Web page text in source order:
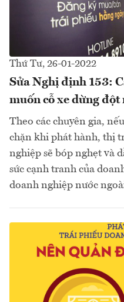
Thứ Tư, 26-01-2022
Sửa Nghị định 153:
muốn cỗ xe dừng đột
Theo các chuyên gia,
chặn khi phát hành, thị
nghiệp sẽ bóp nghẹt và
sức cạnh tranh của
doanh nghiệp nước